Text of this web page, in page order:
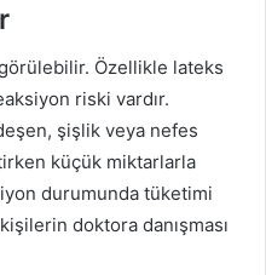
Özellikle lateks
riski vardır.
şişlik veya nefes
küçük miktarlarla
durumunda tüketimi
doktora danışması